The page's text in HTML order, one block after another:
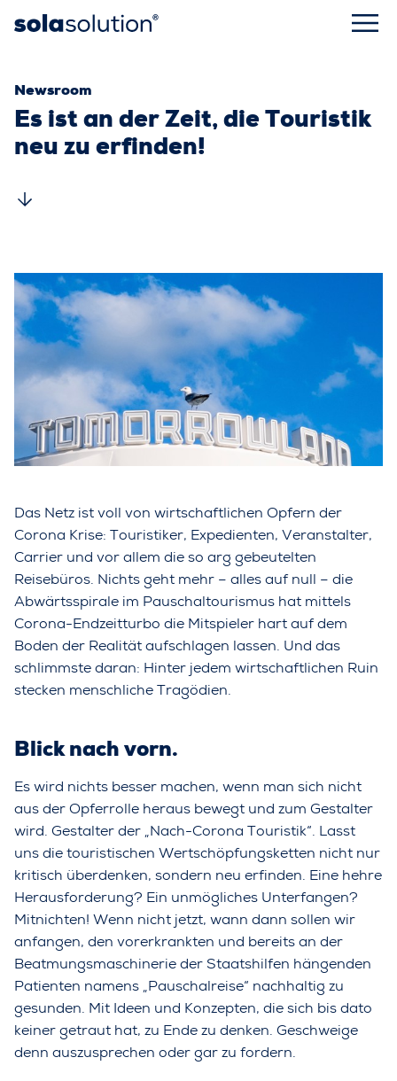
Kategorie:
Newsroom
Es ist an der Zeit, die Touristik
neu zu erfinden!
Das Netz ist voll von wirtschaftlichen Opfern der
Corona Krise: Touristiker, Expedienten, Veranstalter,
Carrier und vor allem die so arg gebeutelten
Reisebüros. Nichts geht mehr – alles auf null – die
Abwärtsspirale im Pauschaltourismus hat mittels
Corona-Endzeitturbo die Mitspieler hart auf dem
Boden der Realität aufschlagen lassen. Und das
schlimmste daran: Hinter jedem wirtschaftlichen Ruin
stecken menschliche Tragödien.
Blick nach vorn.
Es wird nichts besser machen, wenn man sich nicht
aus der Opferrolle heraus bewegt und zum Gestalter
wird. Gestalter der „Nach-Corona Touristik“. Lasst
uns die touristischen Wertschöpfungsketten nicht nur
kritisch überdenken, sondern neu erfinden. Eine hehre
Herausforderung? Ein unmögliches Unterfangen?
Mitnichten! Wenn nicht jetzt, wann dann sollen wir
anfangen, den vorerkrankten und bereits an der
Beatmungsmaschinerie der Staatshilfen hängenden
Patienten namens „Pauschalreise“ nachhaltig zu
gesunden. Mit Ideen und Konzepten, die sich bis dato
keiner getraut hat, zu Ende zu denken. Geschweige
denn auszusprechen oder gar zu fordern.